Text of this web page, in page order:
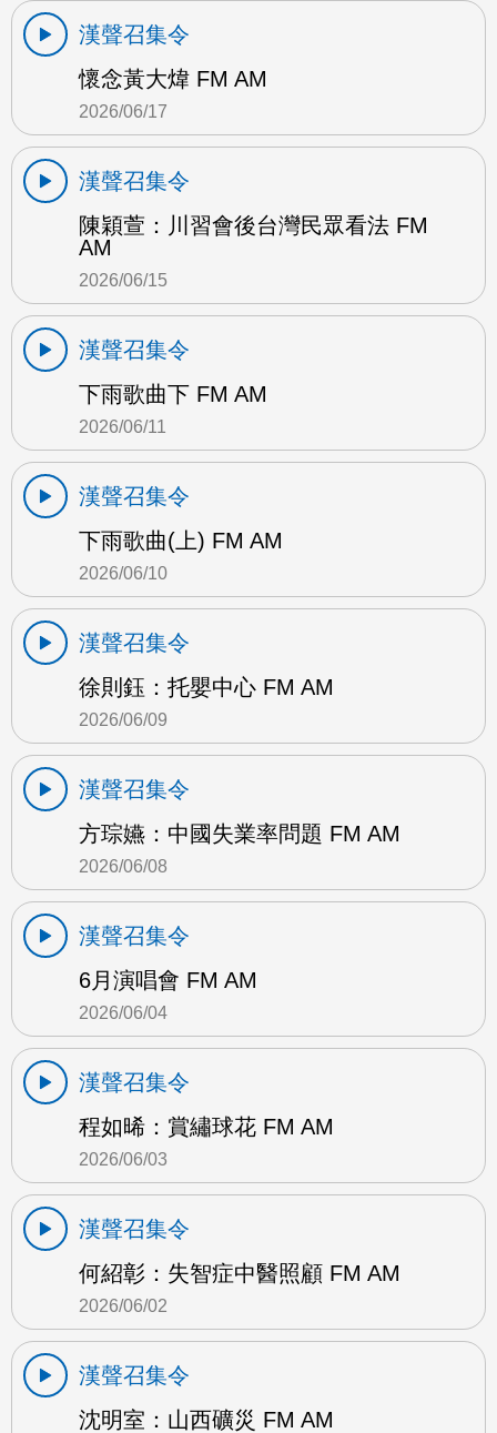
漢聲召集令
懷念黃大煒 FM AM
2026/06/17
漢聲召集令
陳穎萱：川習會後台灣民眾看法 FM
AM
2026/06/15
漢聲召集令
下雨歌曲下 FM AM
2026/06/11
漢聲召集令
下雨歌曲(上) FM AM
2026/06/10
漢聲召集令
徐則鈺：托嬰中心 FM AM
2026/06/09
漢聲召集令
方琮嬿：中國失業率問題 FM AM
2026/06/08
漢聲召集令
6月演唱會 FM AM
2026/06/04
漢聲召集令
程如晞：賞繡球花 FM AM
2026/06/03
漢聲召集令
何紹彰：失智症中醫照顧 FM AM
2026/06/02
漢聲召集令
沈明室：山西礦災 FM AM